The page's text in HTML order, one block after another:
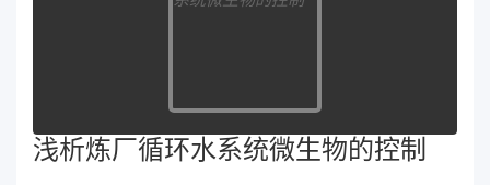
浅析炼厂循环水系统微生物的控制